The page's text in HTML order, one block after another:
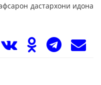
дастархони идона